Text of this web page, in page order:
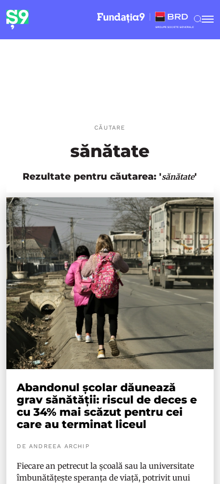
CĂUTARE
sănătate
Rezultate pentru căutarea: 'sănătate'
Abandonul școlar dăunează
grav sănătății: riscul de deces e
cu 34% mai scăzut pentru cei
care au terminat liceul
DE ANDREEA ARCHIP
Fiecare an petrecut la școală sau la universitate
îmbunătățește speranța de viață, potrivit unui